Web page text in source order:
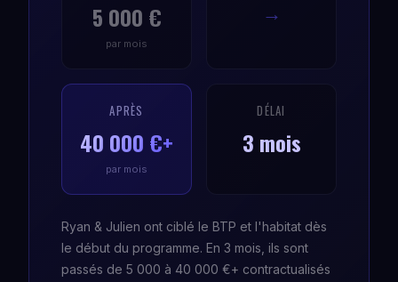
5 000 €
par mois
→
APRÈS
40 000 €+
par mois
DÉLAI
3 mois
Ryan & Julien ont ciblé le BTP et l'habitat dès
le début du programme. En 3 mois, ils sont
passés de 5 000 à 40 000 €+ contractualisés